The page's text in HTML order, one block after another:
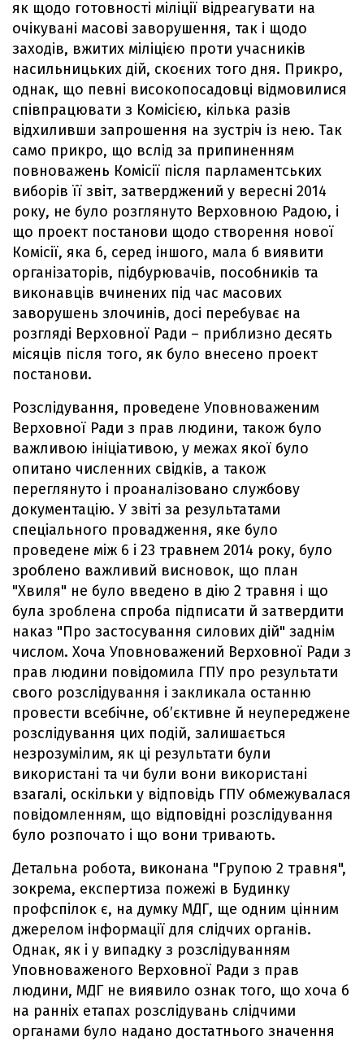
як щодо готовності міліції відреагувати на
очікувані масові заворушення, так і щодо
заходів, вжитих міліцією проти учасників
насильницьких дій, скоєних того дня. Прикро,
однак, що певні високопосадовці відмовилися
співпрацювати з Комісією, кілька разів
відхиливши запрошення на зустріч із нею. Так
само прикро, що вслід за припиненням
повноважень Комісії після парламентських
виборів її звіт, затверджений у вересні 2014
року, не було розглянуто Верховною Радою, і
що проект постанови щодо створення нової
Комісії, яка б, серед іншого, мала б виявити
організаторів, підбурювачів, пособників та
виконавців вчинених під час масових
заворушень злочинів, досі перебуває на
розгляді Верховної Ради – приблизно десять
місяців після того, як було внесено проект
постанови.
Розслідування, проведене Уповноваженим
Верховної Ради з прав людини, також було
важливою ініціативою, у межах якої було
опитано численних свідків, а також
переглянуто і проаналізовано службову
документацію. У звіті за результатами
спеціального провадження, яке було
проведене між 6 і 23 травнем 2014 року, було
зроблено важливий висновок, що план
"Хвиля" не було введено в дію 2 травня і що
була зроблена спроба підписати й затвердити
наказ "Про застосування силових дій" заднім
числом. Хоча Уповноважений Верховної Ради з
прав людини повідомила ГПУ про результати
свого розслідування і закликала останню
провести всебічне, об’єктивне й неупереджене
розслідування цих подій, залишається
незрозумілим, як ці результати були
використані та чи були вони використані
взагалі, оскільки у відповідь ГПУ обмежувалася
повідомленням, що відповідні розслідування
було розпочато і що вони тривають.
Детальна робота, виконана "Групою 2 травня",
зокрема, експертиза пожежі в Будинку
профспілок є, на думку МДГ, ще одним цінним
джерелом інформації для слідчих органів.
Однак, як і у випадку з розслідуванням
Уповноваженого Верховної Ради з прав
людини, МДГ не виявило ознак того, що хоча б
на ранніх етапах розслідувань слідчими
органами було надано достатнього значення